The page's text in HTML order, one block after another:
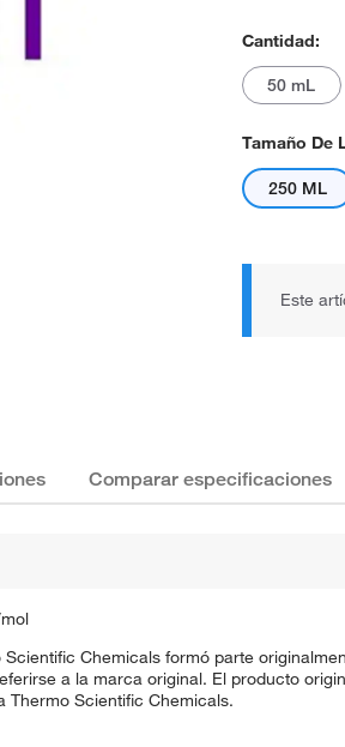
Cantidad:
50 mL
Tamaño De
250 ML
Este
Comparar especificaciones
Chemicals formó parte
a la marca original. El producto
Thermo Scientific Chemicals.